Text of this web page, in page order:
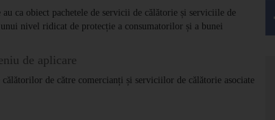
ca obiect pachetele de servicii de călătorie și serviciile de
nivel ridicat de protecție a consumatorilor și a bunei
de aplicare
călătorilor de către comercianți și serviciilor de călătorie asociate